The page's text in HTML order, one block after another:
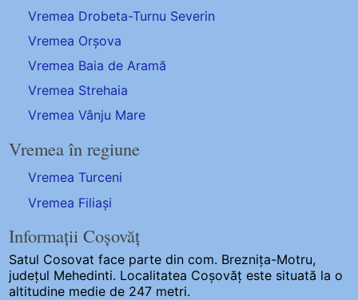
Vremea Drobeta-Turnu Severin
Vremea Orșova
Vremea Baia de Aramă
Vremea Strehaia
Vremea Vânju Mare
Vremea în regiune
Vremea Turceni
Vremea Filiași
Informații Coșovăț
Satul Cosovat face parte din com. Breznița-Motru,
județul Mehedinti. Localitatea Coșovăț este situată la o
altitudine medie de 247 metri.